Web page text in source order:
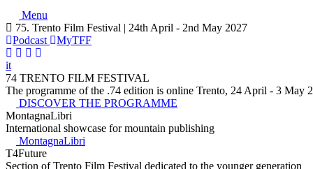
Menu
75. Trento Film Festival | 24th April - 2nd May 2027
Podcast
MyTFF
it
74 TRENTO FILM FESTIVAL
The programme of the .74 edition is online Trento, 24 April - 3 May
DISCOVER THE PROGRAMME
MontagnaLibri
International showcase for mountain publishing
MontagnaLibri
T4Future
Section of Trento Film Festival dedicated to the younger generation